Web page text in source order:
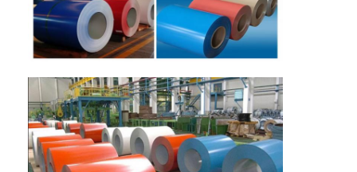
درخواست قیمت
رول فویل آلومینیوم